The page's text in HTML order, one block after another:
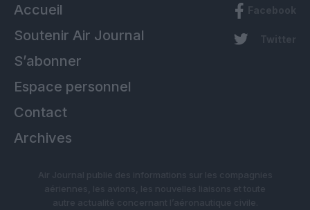
Accueil
Soutenir Air Journal
S’abonner
Espace personnel
Contact
Archives